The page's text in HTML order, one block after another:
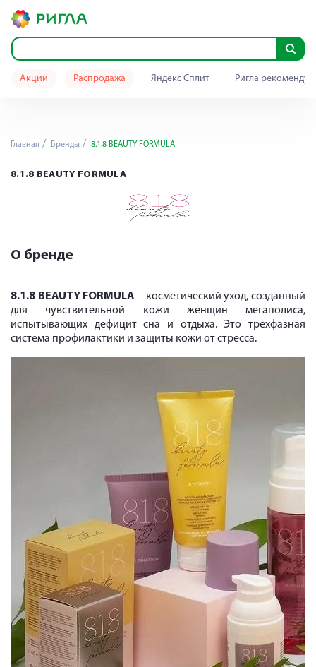
Акции Распродажа Яндекс Сплит Ригла
Главная Бренды 8.1.8 BEAUTY FORMULA
8.1.8 BEAUTY FORMULA
О бренде
8.1.8 BEAUTY FORMULA – косметический уход, созданный
для чувствительной кожи женщин мегаполиса,
испытывающих дефицит сна и отдыха. Это трехфазная
система профилактики и защиты кожи от стресса.